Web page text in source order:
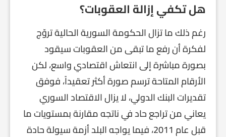
هل تكفي إزالة العقوبات؟
رغم ذلك ما تزال الحكومة السورية الحالية تروّج
لفكرة أن رفع ما تبقى من العقوبات سيقود
بصورة مباشرة إلى انتعاش اقتصادي واسع، لكن
الأرقام المتاحة ترسم صورة أكثر تعقيداً، فوفق
تقديرات البنك الدولي، لا يزال الاقتصاد السوري
يعاني من تراجع حاد في ناتجه مقارنة بمستويات ما
قبل عام 2011، فيما يواجه البلد أزمة سيولة حادة